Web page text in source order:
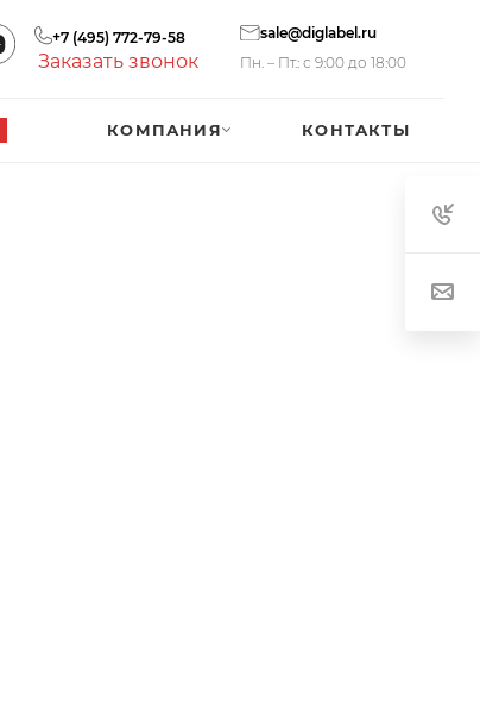
+7 (495) 772-79-58
Заказать звонок
sale@diglabel.ru
Пн. – Пт.: с 9:00 до 18:00
КОМПАНИЯ КОНТАКТЫ